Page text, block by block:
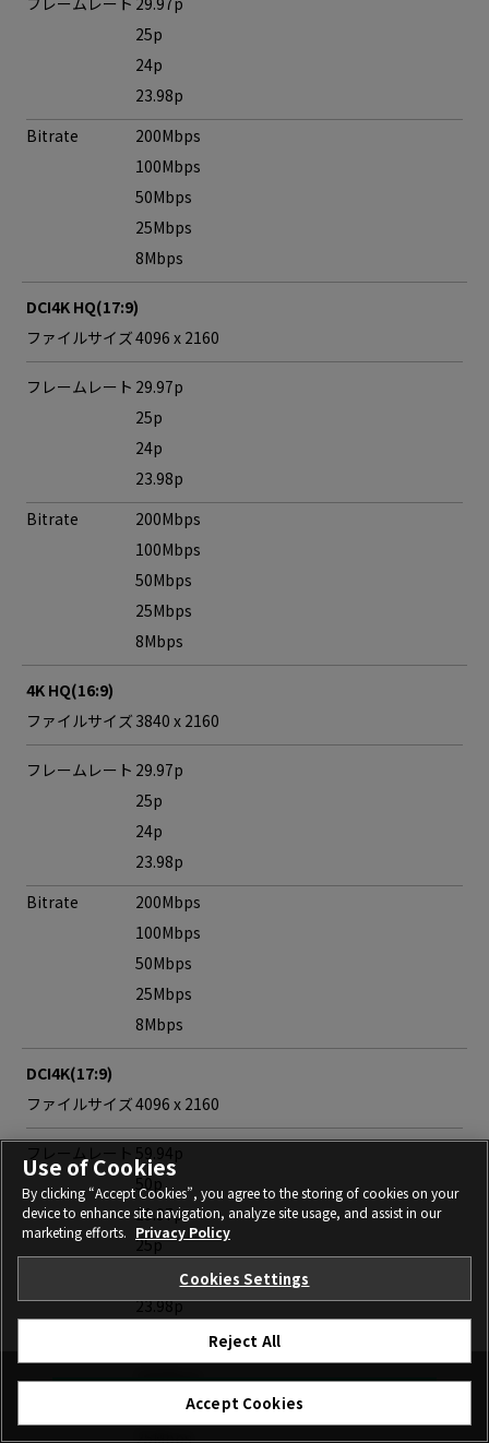
25p
24p
23.98p
Bitrate
200Mbps
100Mbps
50Mbps
25Mbps
8Mbps
DCI4K HQ(17:9)
ファイルサイズ4096 x 2160
フレームレート 29.97p
25p
24p
23.98p
Bitrate
200Mbps
100Mbps
50Mbps
25Mbps
8Mbps
4K HQ(16:9)
ファイルサイズ 3840 x 2160
フレームレート 29.97p
25p
24p
23.98p
Bitrate
200Mbps
100Mbps
50Mbps
25Mbps
8Mbps
DCI4K(17:9)
ファイルサイズ4096 x 2160
フレームレート 59.94p
50p
29.97p
25p
23.98p
100Mbps
50Mbps
25Mbps
購入
Use of Cookies
By clicking “Accept Cookies”, you agree to the storing of cookies on your
device to enhance site navigation, analyze site usage, and assist in our
marketing efforts. Privacy Policy
Cookies Settings
Reject All
Accept Cookies